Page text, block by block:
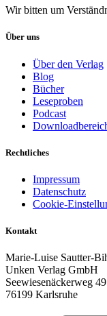
Wir bitten um
Über uns
Über den Verlag
Blog
Bücher
Leseproben
Podcast
Rechtliches
Impressum
Datenschutz
Cookie-
Kontakt
Marie-Luise Sautter-
Unken Verlag GmbH
Seewiesenäckerweg 49
76199 Karlsruhe